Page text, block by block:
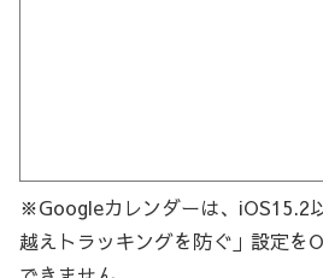
※Googleカレンダーは、iOS15.2
越えトラッキングを防ぐ」設定を